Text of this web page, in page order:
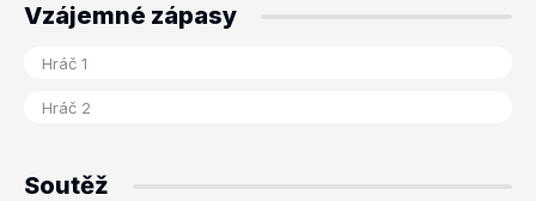
Vzájemné zápasy
Soutěž